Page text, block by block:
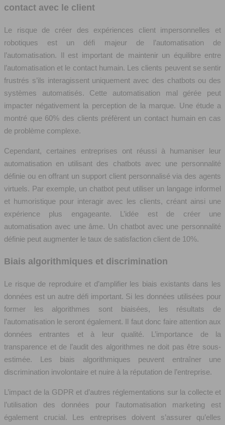
contact avec le client
Le risque de créer des expériences client impersonnelles et
robotiques est un défi majeur de l’automatisation de
l’automatisation. Il est important de maintenir un équilibre entre
l’automatisation et le contact humain. Les clients peuvent se sentir
frustrés s’ils interagissent uniquement avec des chatbots ou des
systèmes automatisés. Cette automatisation mal gérée peut
impacter négativement la perception de la marque. Une étude a
montré que 60% des clients préfèrent un contact humain en cas
de problème complexe.
Cependant, certaines entreprises ont réussi à humaniser leur
automatisation en utilisant des chatbots avec une personnalité
définie ou en offrant un support client personnalisé via des agents
virtuels. Par exemple, un chatbot peut utiliser un langage informel
et humoristique pour interagir avec les clients, créant ainsi une
expérience plus engageante. L’idée est de créer une
automatisation avec une âme. Un chatbot avec une personnalité
définie peut augmenter le taux de satisfaction client de 10%.
Biais algorithmiques et discrimination
Le risque de reproduire et d’amplifier les biais existants dans les
données est un autre défi important. Si les données utilisées pour
former les algorithmes sont biaisées, les résultats de
l’automatisation le seront également. Il faut donc faire attention aux
données entrantes et à leur qualité. L’importance de la
transparence et de l’audit des algorithmes ne doit pas être sous-
estimée. Les biais algorithmiques peuvent entraîner une
discrimination involontaire et nuire à la réputation de l’entreprise.
L’impact de la GDPR et d’autres réglementations sur la collecte et
l’utilisation des données pour l’automatisation marketing est
également crucial. Les entreprises doivent s’assurer qu’elles